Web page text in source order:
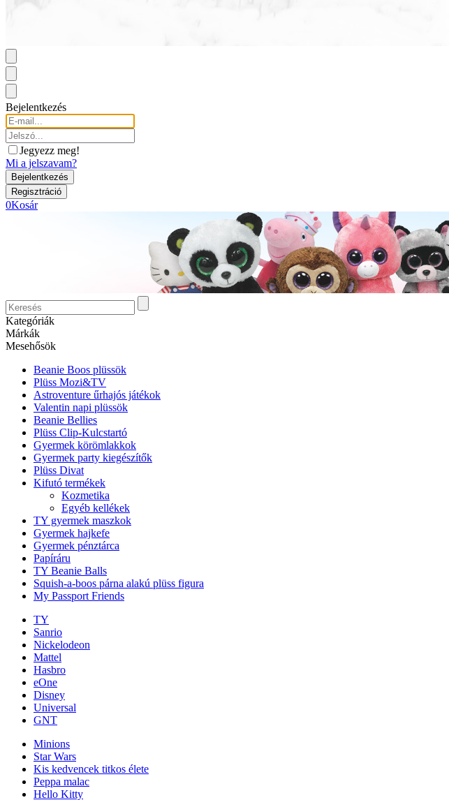
Bejelentkezés
Jegyezz meg!
Mi a jelszavam?
0Kosár
Kategóriák
Márkák
Mesehősök
Beanie Boos plüssök
Plüss Mozi&TV
Astroventure űrhajós játékok
Valentin napi plüssök
Beanie Bellies
Plüss Clip-Kulcstartó
Gyermek körömlakkok
Gyermek party kiegészítők
Plüss Divat
Kifutó termékek
Kozmetika
Egyéb kellékek
TY gyermek maszkok
Gyermek hajkefe
Gyermek pénztárca
Papíráru
TY Beanie Balls
Squish-a-boos párna alakú plüss figura
My Passport Friends
TY
Sanrio
Nickelodeon
Mattel
Hasbro
eOne
Disney
Universal
GNT
Minions
Star Wars
Kis kedvencek titkos élete
Peppa malac
Hello Kitty